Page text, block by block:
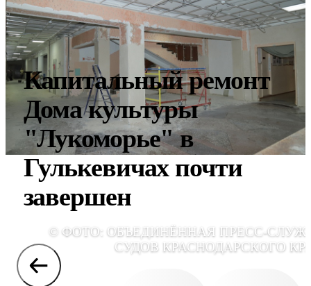
Капитальный ремонт
Дома культуры
"Лукоморье" в
Гулькевичах почти
завершен
© ФОТО: ОБЪЕДИНЁННАЯ ПРЕСС-
СУДОВ КРАСНОДАРСКОГО